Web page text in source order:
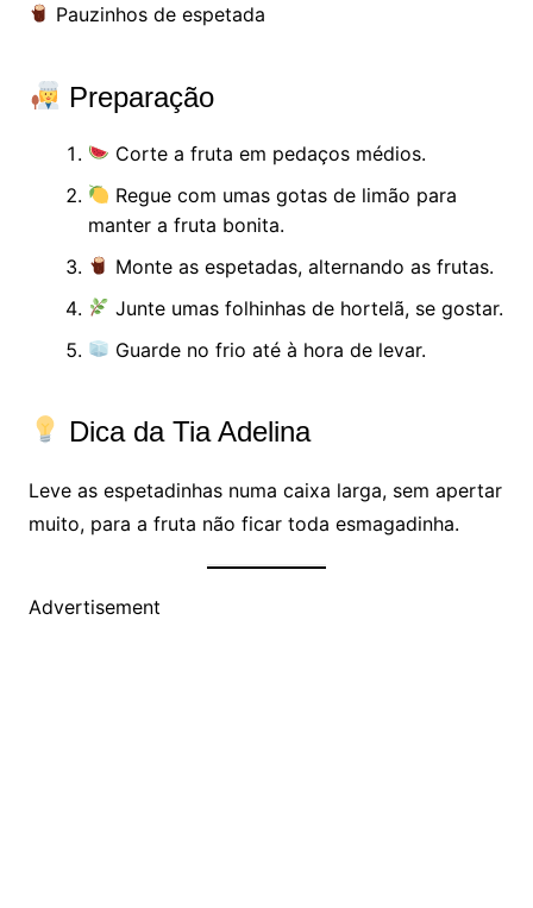
Pauzinhos de espetada
Preparação
Corte a fruta em pedaços médios.
Regue com umas gotas de limão para
manter a fruta bonita.
Monte as espetadas, alternando as frutas.
Junte umas folhinhas de hortelã, se gostar.
Guarde no frio até à hora de levar.
Dica da Tia Adelina
Leve as espetadinhas numa caixa larga, sem apertar
muito, para a fruta não ficar toda esmagadinha.
Advertisement